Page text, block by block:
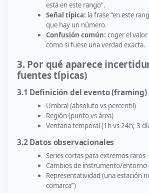
está en este rango”.
Señal típica: la frase “en este
que hay un número.
Confusión común: coger el
como si fuese una verdad exacta.
3. Por qué aparece
fuentes típicas)
3.1 Definición del evento (framing)
Umbral (absoluto vs percentil)
Región (punto vs área)
Ventana temporal (1h vs 24h; 3
3.2 Datos observacionales
Series cortas para extremos raros
Cambios de instrumento/
Representatividad (una estación
comarca”)